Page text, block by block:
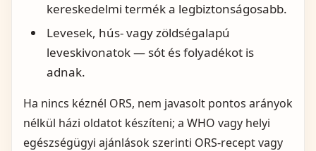
kereskedelmi termék a legbiztonságosabb.
Levesek, hús- vagy zöldségalapú
leveskivonatok — sót és folyadékot is
adnak.
Ha nincs kéznél ORS, nem javasolt pontos arányok
nélkül házi oldatot készíteni; a WHO vagy helyi
egészségügyi ajánlások szerinti ORS-recept vagy